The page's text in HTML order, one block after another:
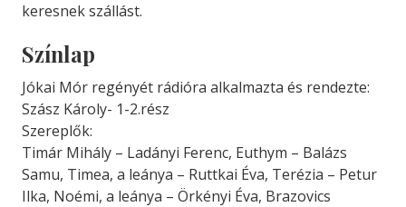
keresnek szállást.
Színlap
Jókai Mór regényét rádióra alkalmazta és rendezte:
Szász Károly- 1-2.rész
Szereplők:
Timár Mihály – Ladányi Ferenc, Euthym – Balázs
Samu, Timea, a leánya – Ruttkai Éva, Terézia – Petur
Ilka, Noémi, a leánya – Örkényi Éva, Brazovics